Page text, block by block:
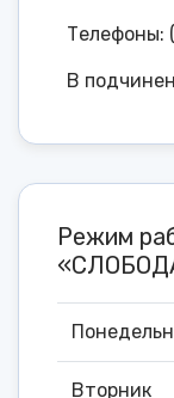
Телефоны:
В
Режим
Вторник